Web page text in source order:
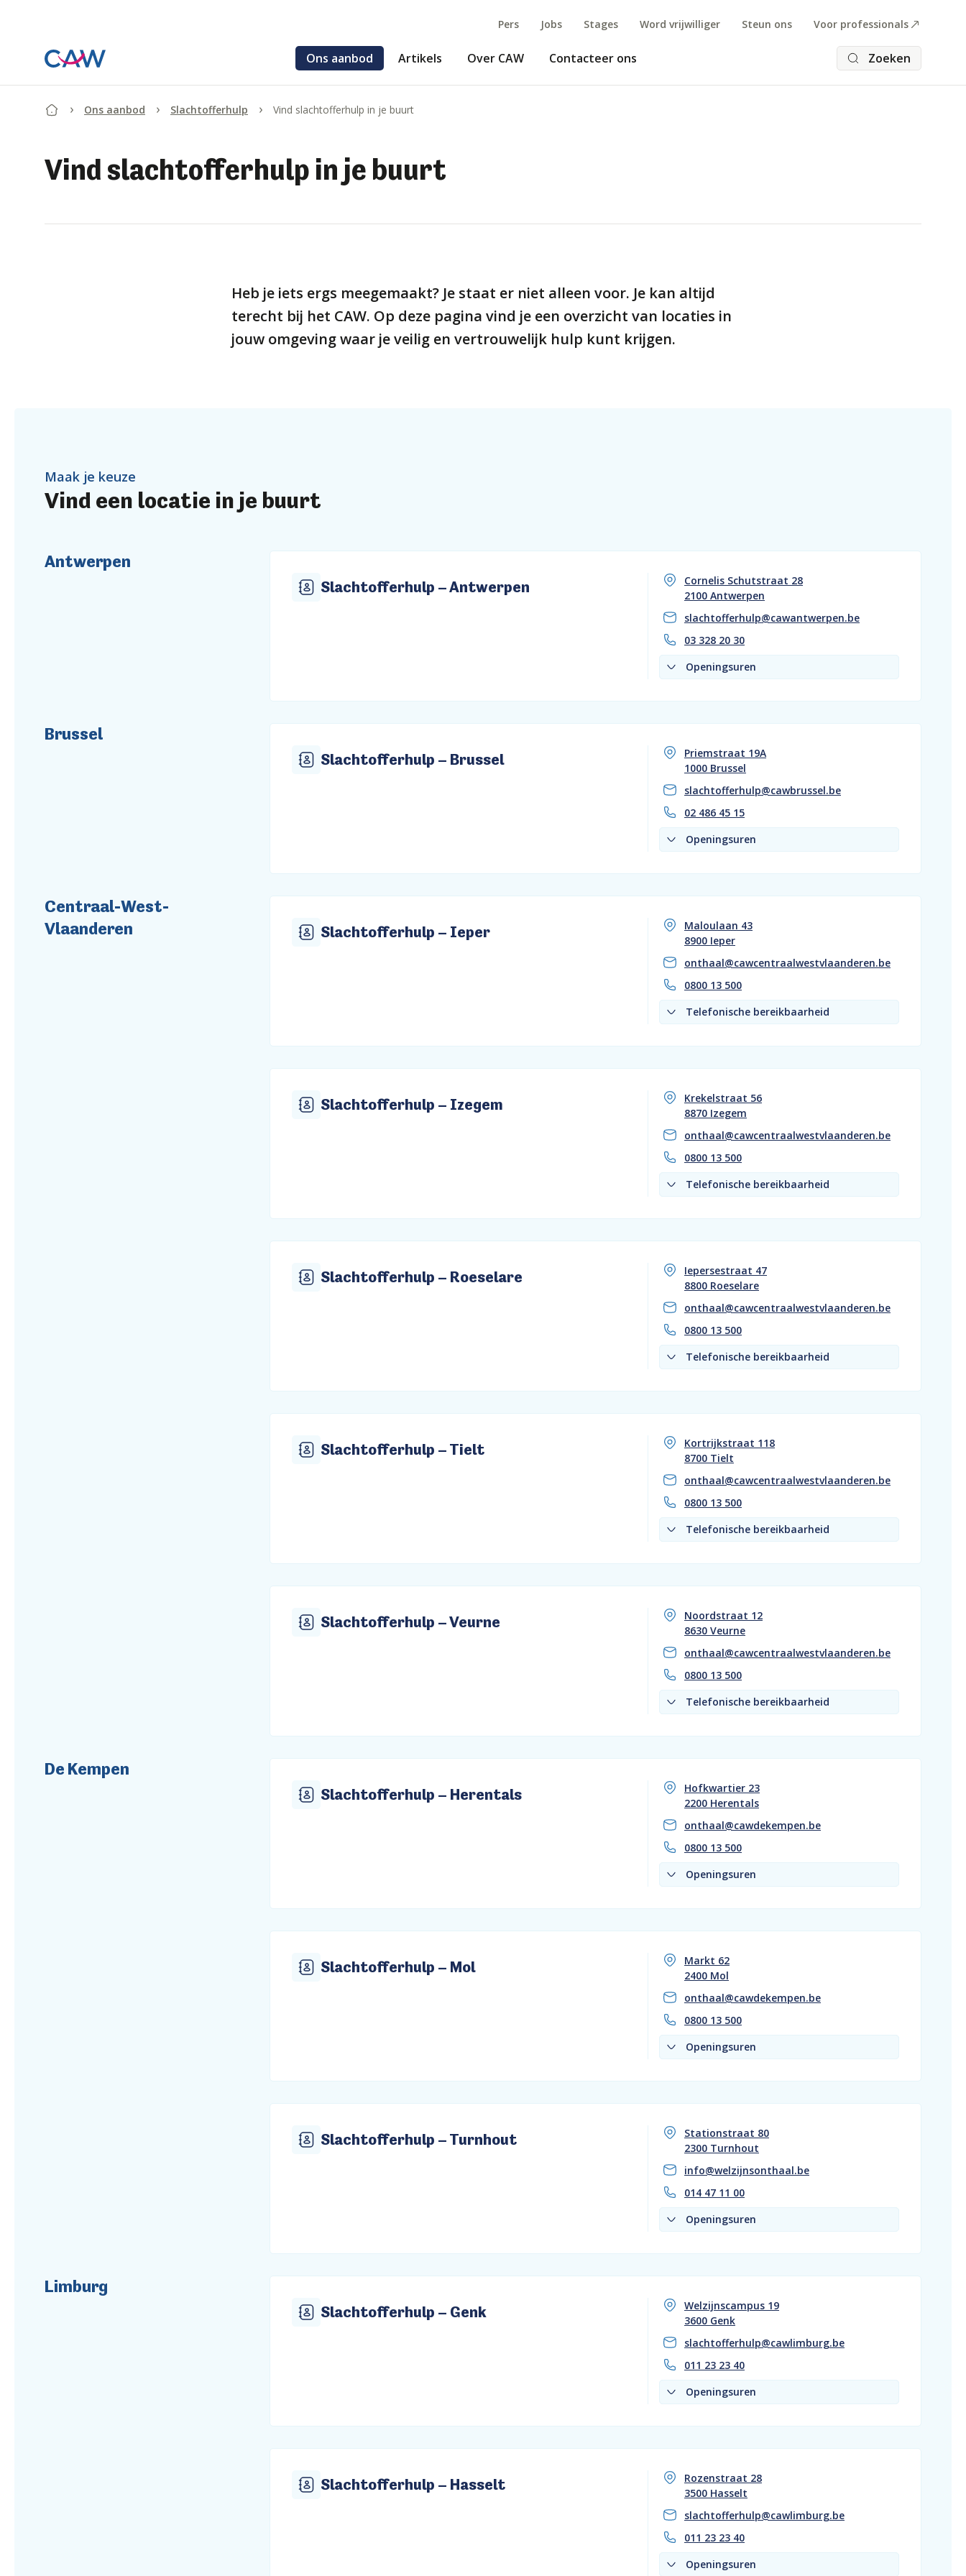
Ons aanbod Artikels Over CAW Contacteer ons Zoeken
Pers Jobs Stages Word vrijwilliger Steun ons Voor professionals
Ons aanbod Slachtofferhulp Vind slachtofferhulp in je buurt
Vind slachtofferhulp in je buurt
Heb je iets ergs meegemaakt? Je staat er niet alleen voor. Je kan altijd
terecht bij het CAW. Op deze pagina vind je een overzicht van locaties in
jouw omgeving waar je veilig en vertrouwelijk hulp kunt krijgen.
Vind een locatie in je buurt
Maak je keuze
Antwerpen
Slachtofferhulp – Antwerpen
Cornelis Schutstraat 28
2100 Antwerpen
slachtofferhulp@cawantwerpen.be
03 328 20 30
Openingsuren
Brussel
Slachtofferhulp – Brussel
Priemstraat 19A
1000 Brussel
slachtofferhulp@cawbrussel.be
02 486 45 15
Openingsuren
Centraal-West-
Vlaanderen
Slachtofferhulp – Ieper
Maloulaan 43
8900 Ieper
onthaal@cawcentraalwestvlaanderen.be
0800 13 500
Telefonische bereikbaarheid
Slachtofferhulp – Izegem
Krekelstraat 56
8870 Izegem
onthaal@cawcentraalwestvlaanderen.be
0800 13 500
Telefonische bereikbaarheid
Slachtofferhulp – Roeselare
Iepersestraat 47
8800 Roeselare
onthaal@cawcentraalwestvlaanderen.be
0800 13 500
Telefonische bereikbaarheid
Slachtofferhulp – Tielt
Kortrijkstraat 118
8700 Tielt
onthaal@cawcentraalwestvlaanderen.be
0800 13 500
Telefonische bereikbaarheid
Slachtofferhulp – Veurne
Noordstraat 12
8630 Veurne
onthaal@cawcentraalwestvlaanderen.be
0800 13 500
Telefonische bereikbaarheid
De Kempen
Slachtofferhulp – Herentals
Hofkwartier 23
2200 Herentals
onthaal@cawdekempen.be
0800 13 500
Openingsuren
Slachtofferhulp – Mol
Markt 62
2400 Mol
onthaal@cawdekempen.be
0800 13 500
Openingsuren
Slachtofferhulp – Turnhout
Stationstraat 80
2300 Turnhout
info@welzijnsonthaal.be
014 47 11 00
Openingsuren
Limburg
Slachtofferhulp – Genk
Welzijnscampus 19
3600 Genk
slachtofferhulp@cawlimburg.be
011 23 23 40
Openingsuren
Slachtofferhulp – Hasselt
Rozenstraat 28
3500 Hasselt
slachtofferhulp@cawlimburg.be
011 23 23 40
Openingsuren